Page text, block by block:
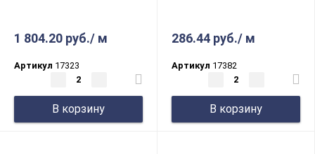
1 804.20 руб./ м
Артикул 17323
В корзину
286.44 руб./ м
Артикул 17382
В корзину